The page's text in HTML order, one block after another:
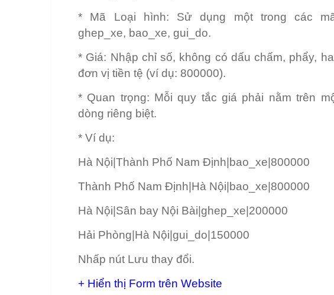
* Mã Loại hình: Sử dụng một trong các
ghep_xe, bao_xe, gui_do.
* Giá: Nhập chỉ số, không có dấu chấm, phẩy,
đơn vị tiền tệ (ví dụ: 800000).
* Quan trọng: Mỗi quy tắc giá phải nằm trên
dòng riêng biệt.
* Ví dụ:
Hà Nội|Thành Phố Nam Định|bao_xe|800000
Thành Phố Nam Định|Hà Nội|bao_xe|800000
Hà Nội|Sân bay Nội Bài|ghep_xe|200000
Hải Phòng|Hà Nội|gui_do|150000
Nhấp nút Lưu thay đổi.
+ Hiển thị Form trên Website